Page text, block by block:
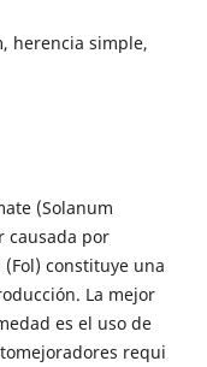
herencia simple,
(Solanum
causada por
constituye una
La mejor
es el uso de
requi